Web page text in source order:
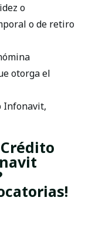
o
o de retiro
otorga el
Infonavit,